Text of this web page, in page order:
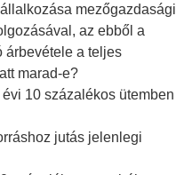
mezőgazdasági
az ebből a
árbevétele a teljes
marad-e?
10 százalékos ütemben
jutás jelenlegi